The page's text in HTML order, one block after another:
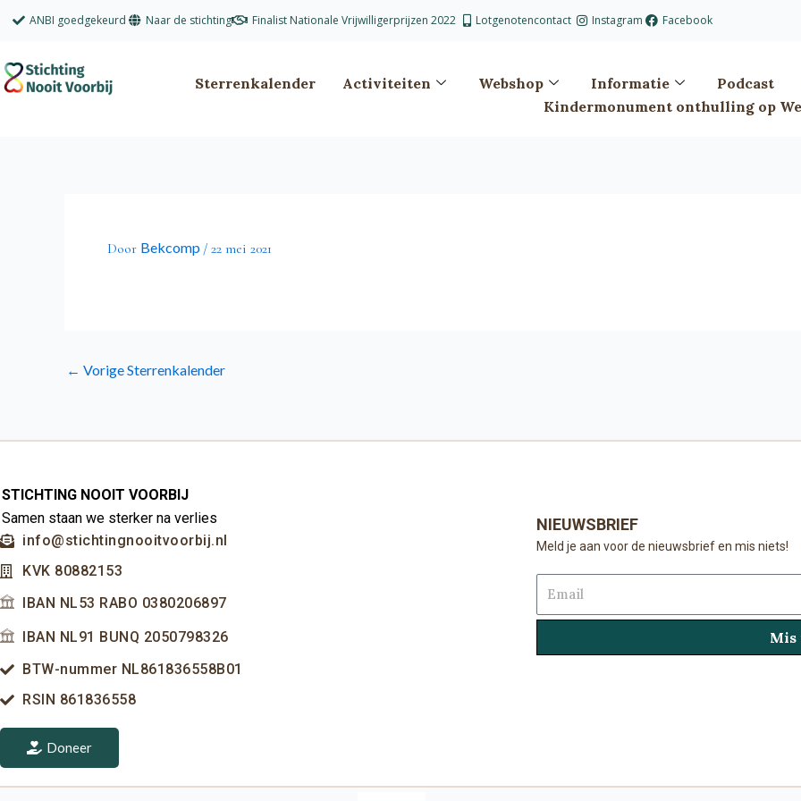
inhoud
ANBI goedgekeurd Naar de stichting Finalist Nationale Vrijwilligerprijzen 2022 Lotgenotencontact Instagram Facebook
Sterrenkalender Activiteiten Webshop Informatie Podcast
Kindermonument onthulling op
Door Bekcomp / 22 mei 2021
← Vorige Sterrenkalender
STICHTING NOOIT VOORBIJ
Samen staan we sterker na verlies
info@stichtingnooitvoorbij.nl
KVK 80882153
IBAN NL53 RABO 0380206897
IBAN NL91 BUNQ 2050798326
BTW-nummer NL861836558B01
RSIN 861836558
Doneer
NIEUWSBRIEF
Meld je aan voor de nieuwsbrief en mis niets!
Email
Mis